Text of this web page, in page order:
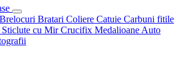
Brelocuri Bratari Coliere Catuie Carbuni fitile
Sticlute cu MirCrucifix Medalioane Auto